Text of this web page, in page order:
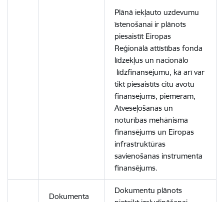
Plānā iekļauto uzdevumu
īstenošanai ir plānots
piesaistīt Eiropas
Reģionālā attīstības fonda
līdzekļus un nacionālo
līdzfinansējumu, kā arī var
tikt piesaistīts citu avotu
finansējums, piemēram,
Atveseļošanās un
noturības mehānisma
finansējums un Eiropas
infrastruktūras
savienošanas instrumenta
finansējums.
Dokumenta
Dokumentu plānots